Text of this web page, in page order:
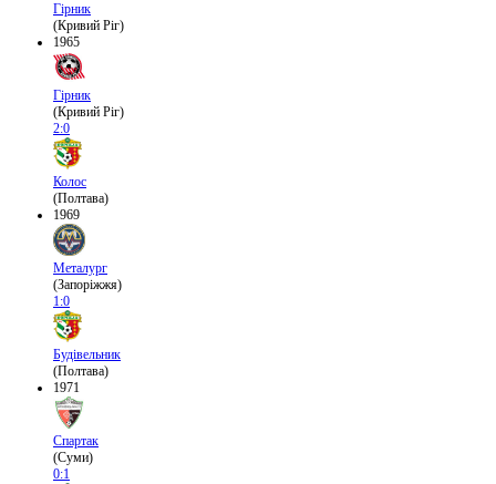
Гірник
(Кривий Ріг)
1965
Гірник
(Кривий Ріг)
2:0
Колос
(Полтава)
1969
Металург
(Запоріжжя)
1:0
Будівельник
(Полтава)
1971
Спартак
(Суми)
0:1